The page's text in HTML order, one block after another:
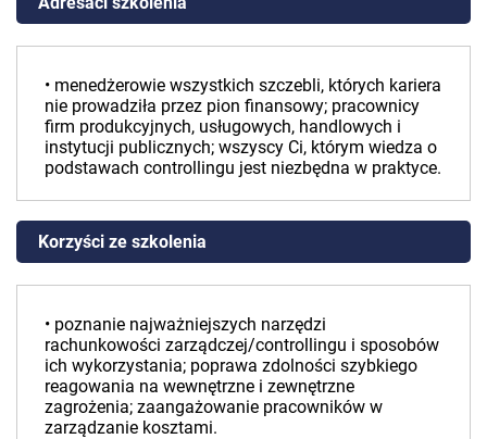
• menedżerowie wszystkich szczebli, których kariera
nie prowadziła przez pion finansowy; pracownicy
firm produkcyjnych, usługowych, handlowych i
instytucji publicznych; wszyscy Ci, którym wiedza o
podstawach controllingu jest niezbędna w praktyce.
Korzyści ze szkolenia
• poznanie najważniejszych narzędzi
rachunkowości zarządczej/controllingu i sposobów
ich wykorzystania; poprawa zdolności szybkiego
reagowania na wewnętrzne i zewnętrzne
zagrożenia; zaangażowanie pracowników w
zarządzanie kosztami.